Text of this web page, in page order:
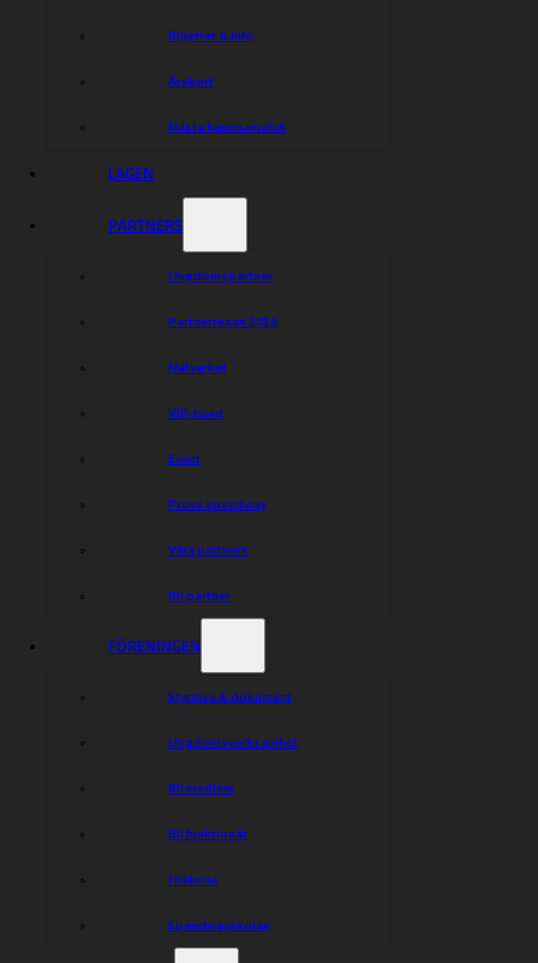
Biljetter & info
Årskort
Nästa hemmamatch
LAGEN
PARTNERS
Ungdomspartner
Partnerresan 2026
Nätverket
VIP-bord
Event
Prova speedway
Våra partners
Bli partner
FÖRENINGEN
Styrelse & dokument
Ungdomsverksamhet
Bli medlem
Bli funktionär
Historia
Speedwayskolan
är spikad. En trupp med en bra mix av ungdom,
bredd, toppar och erfarenhet.
Vi har velat bygga en trupp med brädd och täckning för
skador samtidigt som vi vill kunna maxa slagkraften i
exempelvis slutspel. Med varvningen av KK tycker jag
och vi har fyllt på med brädd kring den femte ordinarie
med en stark och erfaren förare vid skador och
kan åka med honom som femteman för att skapa
gränser och i vårt fall går alltid den först, förklarar Peter
– Jonatan Grahn 0,500
– Ludvig Selvin 0,500
– Gustav Grahn 0,500
– Christoffer Selvin 0,500